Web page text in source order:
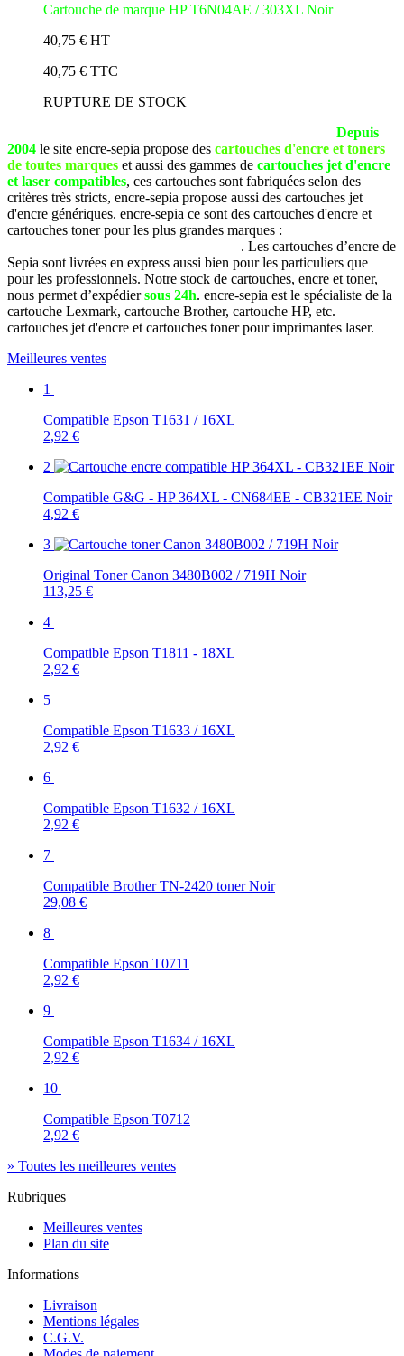
Cartouche de marque HP T6N04AE / 303XL Noir
40,75 € HT
40,75 € TTC
RUPTURE DE STOCK
Depuis
2004 le site encre-sepia propose des cartouches d'encre et toners
de toutes marques et aussi des gammes de cartouches jet d'encre
et laser compatibles, ces cartouches sont fabriquées selon des
critères très stricts, encre-sepia propose aussi des cartouches jet
d'encre génériques. encre-sepia ce sont des cartouches d'encre et
cartouches toner pour les plus grandes marques :
. Les cartouches d’encre de
Sepia sont livrées en express aussi bien pour les particuliers que
pour les professionnels. Notre stock de cartouches, encre et toner,
nous permet d’expédiersous 24h. encre-sepia est le spécialiste de la
cartouche Lexmark, cartouche Brother, cartouche HP, etc.
cartouches jet d'encre et cartouches toner pour imprimantes laser.
Meilleures ventes
1
Compatible Epson T1631 / 16XL
2,92 €
2
Compatible G&G - HP 364XL - CN684EE - CB321EE Noir
4,92 €
3
Original Toner Canon 3480B002 / 719H Noir
113,25 €
4
Compatible Epson T1811 - 18XL
2,92 €
5
Compatible Epson T1633 / 16XL
2,92 €
6
Compatible Epson T1632 / 16XL
2,92 €
7
Compatible Brother TN-2420 toner Noir
29,08 €
8
Compatible Epson T0711
2,92 €
9
Compatible Epson T1634 / 16XL
2,92 €
10
Compatible Epson T0712
2,92 €
» Toutes les meilleures ventes
Rubriques
Meilleures ventes
Plan du site
Informations
Livraison
Mentions légales
C.G.V.